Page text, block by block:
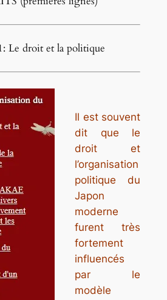
Le droit et la politique
Il est souvent
dit que le
droit et
l’organisation
politique du
Japon
moderne
furent très
fortement
influencés
par le
modèle